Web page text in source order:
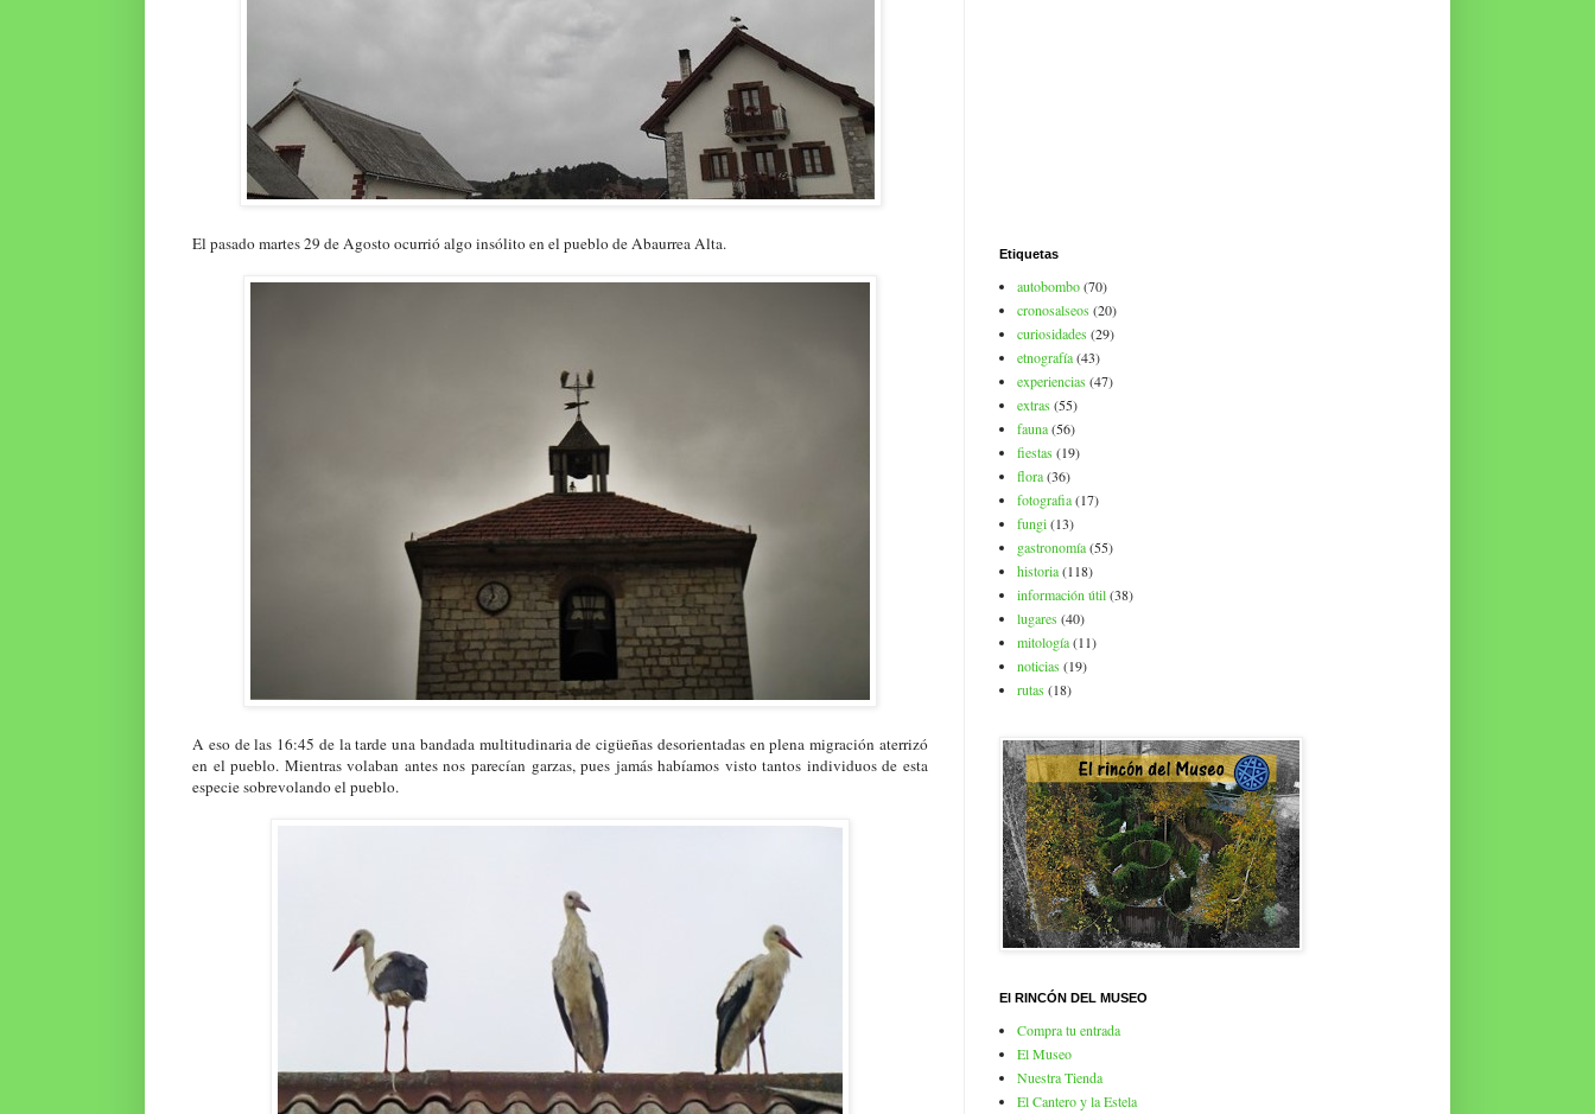
El pasado martes 29 de Agosto ocurrió algo insólito en el pueblo de Abaurrea Alta.
A eso de las 16:45 de la tarde una bandada multitudinaria de cigüeñas desorientadas en plena migración aterrizó
en el pueblo. Mientras volaban antes nos parecían garzas, pues jamás habíamos visto tantos individuos de esta
especie sobrevolando el pueblo.
Etiquetas
autobombo(70)
cronosalseos(20)
curiosidades(29)
etnografía(43)
experiencias(47)
extras(55)
fauna(56)
fiestas(19)
flora(36)
fotografia(17)
fungi(13)
gastronomía(55)
historia(118)
información útil(38)
lugares(40)
mitología(11)
noticias(19)
rutas(18)
El RINCÓN DEL MUSEO
Compra tu entrada
El Museo
Nuestra Tienda
El Cantero y la Estela